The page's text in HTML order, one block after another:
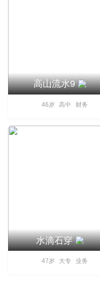
高山流水9
46岁 高中 财务
水滴石穿
47岁 大专 业务